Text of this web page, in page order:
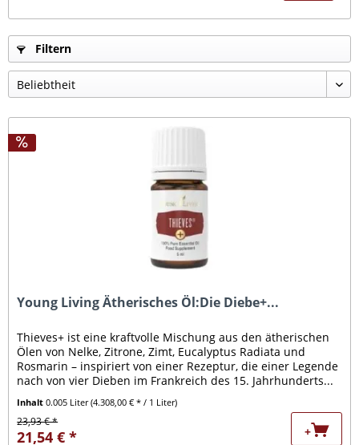
Filtern
Young Living Ätherisches Öl:Die Diebe+...
Thieves+ ist eine kraftvolle Mischung aus den ätherischen
Ölen von Nelke, Zitrone, Zimt, Eucalyptus Radiata und
Rosmarin – inspiriert von einer Rezeptur, die einer Legende
nach von vier Dieben im Frankreich des 15. Jahrhunderts...
Inhalt0.005 Liter(4.308,00 € * / 1 Liter)
23,93 € *
21,54 € * +